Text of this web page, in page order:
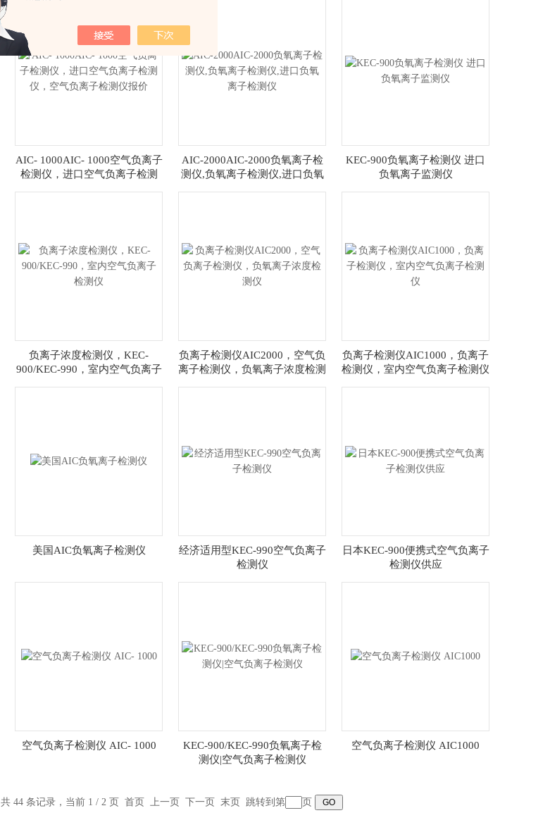
AIC- 1000AIC- 1000空气负离子
检测仪，进口空气负离子检测
AIC-2000AIC-2000负氧离子检
测仪,负氧离子检测仪,进口负氧
KEC-900负氧离子检测仪 进口
负氧离子监测仪
负离子浓度检测仪，KEC-
900/KEC-990，室内空气负离子
负离子检测仪AIC2000，空气负
离子检测仪，负氧离子浓度检测
负离子检测仪AIC1000，负离子
检测仪，室内空气负离子检测仪
美国AIC负氧离子检测仪
经济适用型KEC-990空气负离子
检测仪
日本KEC-900便携式空气负离子
检测仪供应
空气负离子检测仪 AIC- 1000
KEC-900/KEC-990负氧离子检
测仪|空气负离子检测仪
空气负离子检测仪 AIC1000
共 44 条记录，当前 1 / 2 页 首页 上一页 下一页 末页 跳转到第 页